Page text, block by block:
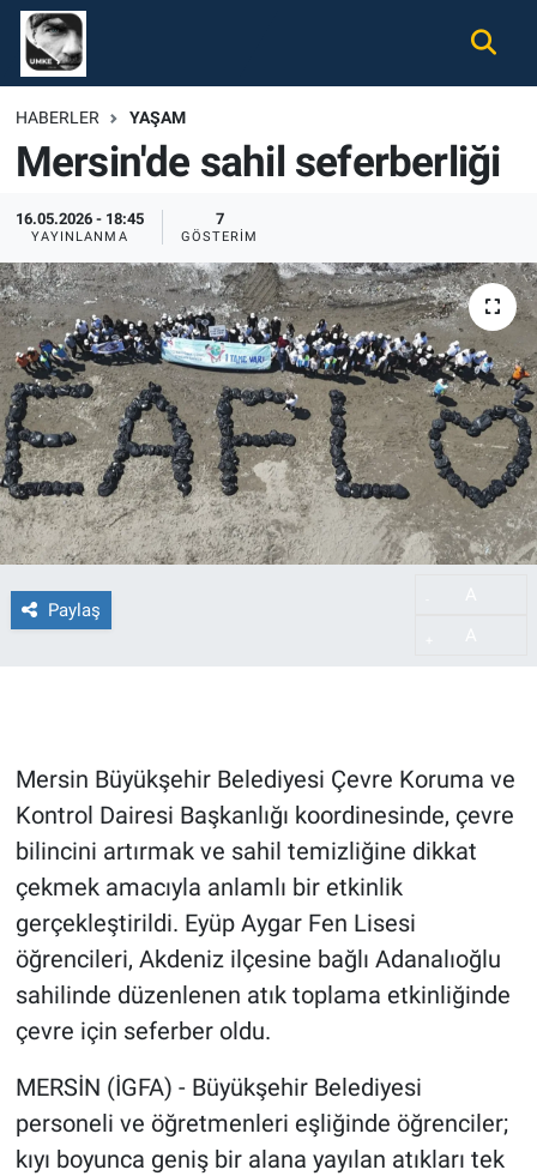
HABERLER YAŞAM
Mersin'de sahil seferberliği
16.05.2026 - 18:45
YAYINLANMA
7
GÖSTERIM
Paylaş
Mersin Büyükşehir Belediyesi Çevre Koruma ve
Kontrol Dairesi Başkanlığı koordinesinde, çevre
bilincini artırmak ve sahil temizliğine dikkat
çekmek amacıyla anlamlı bir etkinlik
gerçekleştirildi. Eyüp Aygar Fen Lisesi
öğrencileri, Akdeniz ilçesine bağlı Adanalıoğlu
sahilinde düzenlenen atık toplama etkinliğinde
çevre için seferber oldu.
MERSİN (İGFA) - Büyükşehir Belediyesi
personeli ve öğretmenleri eşliğinde öğrenciler;
kıyı boyunca geniş bir alana yayılan atıkları tek
Gündem
Ekonomi
Spor
Magazin
Tüm Haberler
İletişim
Künye
Nöbetçi Eczaneler
Hava Durumu
Namaz Vakitleri
Trafik Durumu
Süper Lig Puan Durumu ve Fikstür
Tüm Manşetler
Son Dakika Haberleri
Haber Arşivi